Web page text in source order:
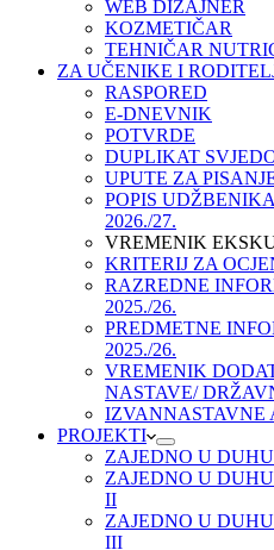
WEB DIZAJNER
KOZMETIČAR
TEHNIČAR
ZA UČENIKE I
RASPORED
E-DNEVNIK
POTVRDE
DUPLIKAT
UPUTE ZA
POPIS
2026./27.
VREMENIK
KRITERIJ ZA
RAZREDNE
2025./26.
PREDMETNE
2025./26.
VREMENIK
NASTAVE/
IZVANNASTAVNE
PROJEKTI
ZAJEDNO U
ZAJEDNO U
II
ZAJEDNO U
III